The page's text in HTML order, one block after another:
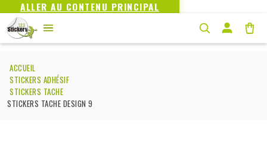
ALLER AU CONTENU PRINCIPAL
ACCUEIL
STICKERS ADHÉSIF
STICKERS TACHE
STICKERS TACHE DESIGN 9